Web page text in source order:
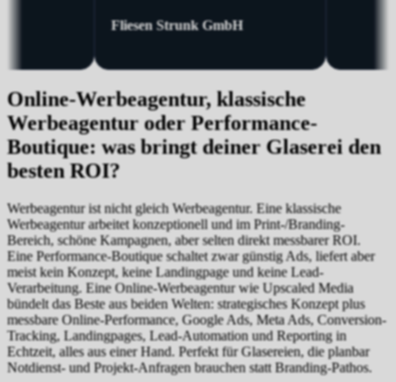
Online-Werbeagentur, klassische
Werbeagentur oder Performance-
Boutique: was bringt deiner Glaserei den
besten ROI?
Werbeagentur ist nicht gleich Werbeagentur. Eine klassische
Werbeagentur arbeitet konzeptionell und im Print-/Branding-
Bereich, schöne Kampagnen, aber selten direkt messbarer ROI.
Eine Performance-Boutique schaltet zwar günstig Ads, liefert aber
meist kein Konzept, keine Landingpage und keine Lead-
Verarbeitung. Eine Online-Werbeagentur wie Upscaled Media
bündelt das Beste aus beiden Welten: strategisches Konzept plus
messbare Online-Performance, Google Ads, Meta Ads, Conversion-
Tracking, Landingpages, Lead-Automation und Reporting in
Echtzeit, alles aus einer Hand. Perfekt für Glasereien, die planbar
Notdienst- und Projekt-Anfragen brauchen statt Branding-Pathos.